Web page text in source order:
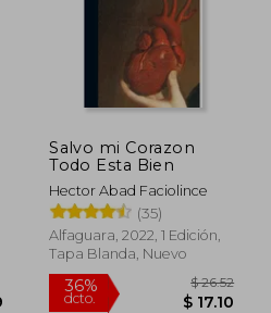
Salvo mi Corazon
Todo Esta Bien
Hector Abad Faciolince
(35)
Alfaguara, 2022, 1 Edición,
Tapa Blanda, Nuevo